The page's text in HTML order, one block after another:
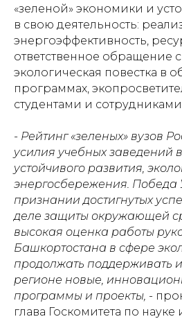
«зеленой» экономики и
в свою деятельность:
энергоэффективность,
ответственное обращение
экологическая повестка в
программах,
студентами и
- Рейтинг «зеленых» вузов
усилия учебных заведений
устойчивого развития,
энергосбережения. Победа
признании достигнутых
деле защиты окружающей
высокая оценка работы
Башкортостана в сфере
продолжать поддерживать
регионе новые,
программы и проекты, -
глава Госкомитета по